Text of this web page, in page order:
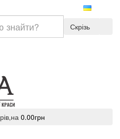
Скрізь
на 0.00грн